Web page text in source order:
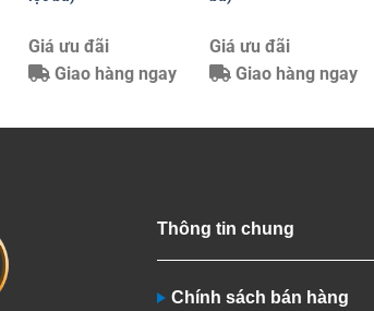
Giá ưu đãi
Giao hàng ngay
Giá ưu đãi
Giao hàng ngay
Thông tin chung
Chính sách bán hàng